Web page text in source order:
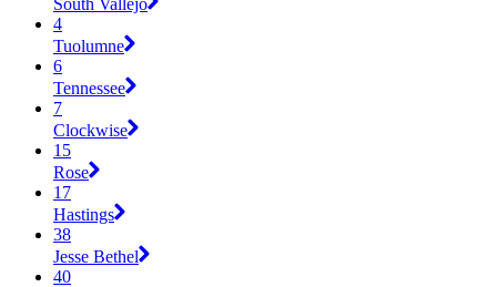
South Vallejo
4
Tuolumne
6
Tennessee
7
Clockwise
15
Rose
17
Hastings
38
Jesse Bethel
40